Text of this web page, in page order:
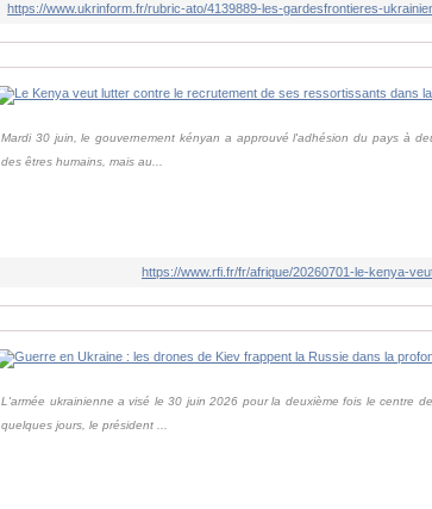
Mardi 30 juin, le gouvernement kényan a approuvé l'adhésion du pays à
des êtres humains, mais au...
https://www.rfi.fr/fr/afrique/20260701-le-kenya-
L'armée ukrainienne a visé le 30 juin 2026 pour la deuxième fois le centre
quelques jours, le président ...